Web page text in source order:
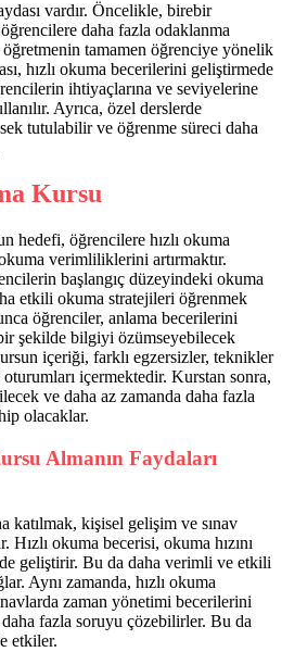
vardır. Öncelikle, birebir
daha fazla odaklanma
öğretmenin tamamen öğrenciye yönelik
hızlı okuma becerilerini geliştirmede
ihtiyaçlarına ve seviyelerine
Ayrıca, özel derslerde
tutulabilir ve öğrenme süreci daha
Kursu
hedefi, öğrencilere hızlı okuma
verimliliklerini artırmaktır.
başlangıç düzeyindeki okuma
etkili okuma stratejileri öğrenmek
öğrenciler, anlama becerilerini
şekilde bilgiyi özümseyebilecek
içeriği, farklı egzersizler, teknikler
içermektedir. Kurstan sonra,
ve daha az zamanda daha fazla
olacaklar.
Almanın Faydaları
katılmak, kişisel gelişim ve sınav
Hızlı okuma becerisi, okuma hızını
geliştirir. Bu da daha verimli ve etkili
Aynı zamanda, hızlı okuma
zaman yönetimi becerilerini
fazla soruyu çözebilirler. Bu da
etkiler.